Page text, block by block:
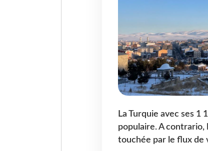
La Turquie avec ses
populaire. A contrario,
touchée par le flux de